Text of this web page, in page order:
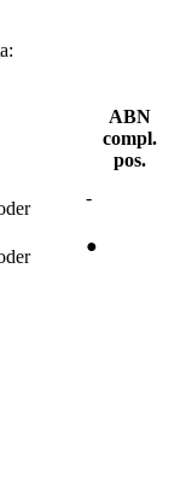
ABN
compl.
pos.
-
●